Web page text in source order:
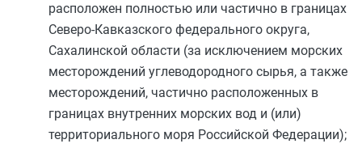
расположен полностью или частично в границах
Северо-Кавказского федерального округа,
Сахалинской области (за исключением морских
месторождений углеводородного сырья, а также
месторождений, частично расположенных в
границах внутренних морских вод и (или)
территориального моря Российской Федерации);